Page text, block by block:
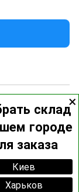
×
склад
городе
заказа
Киев
Харьков
можете